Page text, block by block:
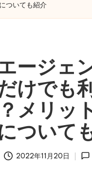
ついても紹介
ージェ
けでも
メリッ
ついて
2022年11月20日